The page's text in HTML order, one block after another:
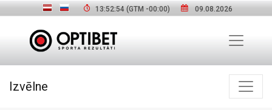
13:52:56(GTM -00:00) 09.08.2026
Izvēlne